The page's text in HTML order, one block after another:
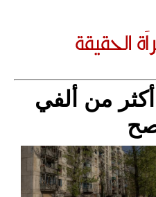
من ألفي